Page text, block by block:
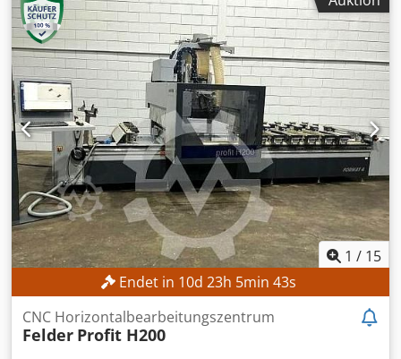
1 / 15
Endet in 10d 23h 5min 41s
CNC Horizontalbearbeitungszentrum
Felder Profit H200